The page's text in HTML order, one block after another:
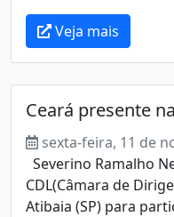
Veja mais
Ceará presente
sexta-feira, 11 de
Severino Ramalho
CDL(Câmara de
Atibaia (SP) para